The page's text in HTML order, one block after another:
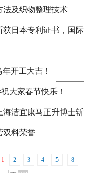
法及织物整理技术
获日本专利证书，国际
开工大吉！
大家春节快乐！
洁宜康马正升博士斩
双料荣誉
1 2 3 4 5 8